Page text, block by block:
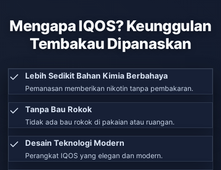
Mengapa IQOS? Keunggulan
Tembakau Dipanaskan
✓ Lebih Sedikit Bahan Kimia Berbahaya
Pemanasan memberikan nikotin tanpa pembakaran.
✓ Tanpa Bau Rokok
Tidak ada bau rokok di pakaian atau ruangan.
✓ Desain Teknologi Modern
Perangkat IQOS yang elegan dan modern.